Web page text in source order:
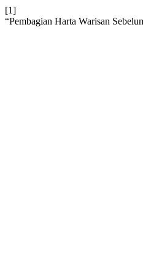
[1]
“Pembagian Harta Warisan